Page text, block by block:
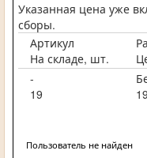
Указанная цена уже
сборы.
Артикул
На складе, шт.
-
19
Пользователь не найден